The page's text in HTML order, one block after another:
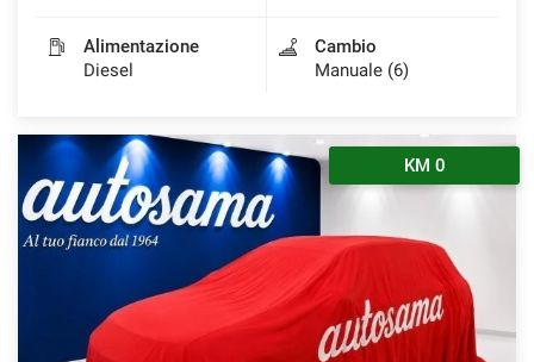
Alimentazione
Diesel
Cambio
Manuale (6)
KM 0